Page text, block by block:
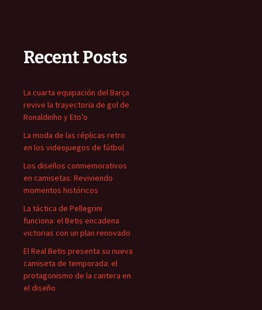
Recent Posts
La cuarta equipación del Barça
revive la trayectoria de gol de
Ronaldinho y Eto’o
La moda de las réplicas retro
en los videojuegos de fútbol
Los diseños conmemorativos
en camisetas: Reviviendo
momentos históricos
La táctica de Pellegrini
funciona: el Betis encadena
victorias con un plan renovado
El Real Betis presenta su nueva
camiseta de temporada: el
protagonismo de la cantera en
el diseño